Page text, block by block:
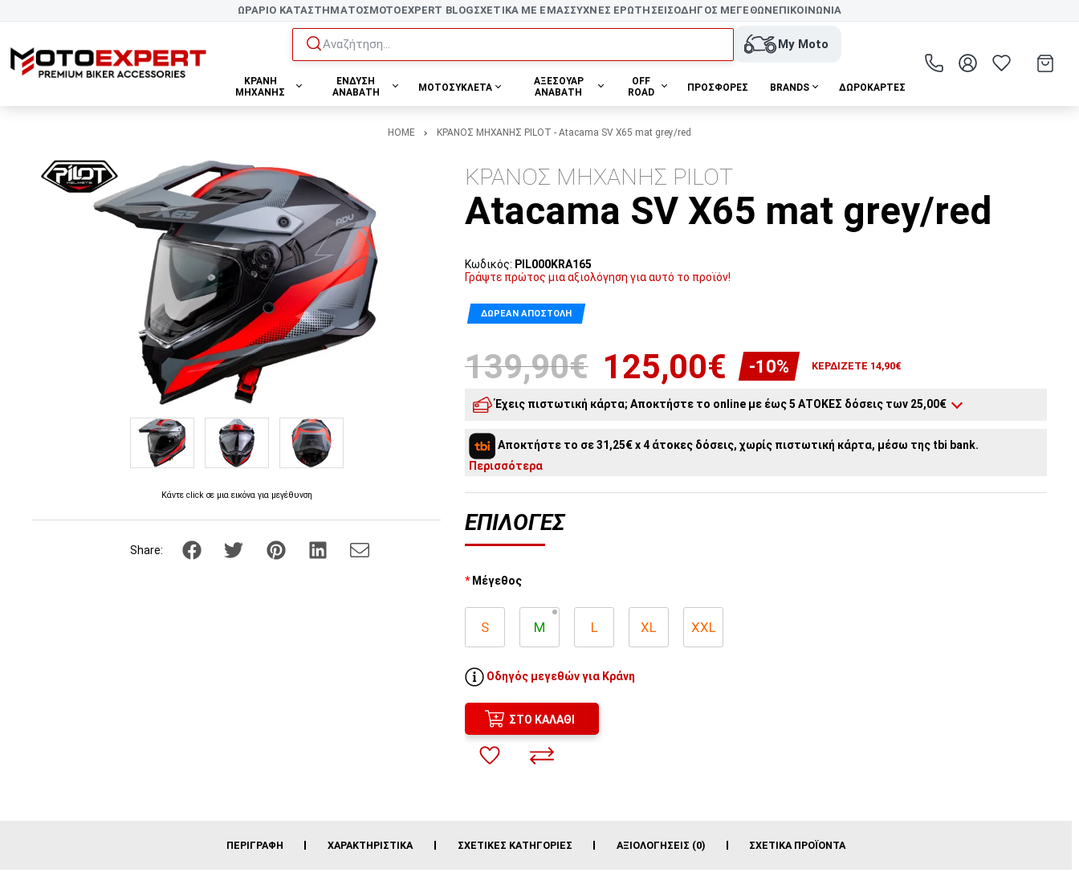
ΩΡΑΡΙΟ ΚΑΤΑΣΤΗΜΑΤΟΣMOTOEXPERT BLOGΣΧΕΤΙΚΑ ΜΕ ΕΜΑΣΣΥΧΝΕΣ ΕΡΩΤΗΣΕΙΣΟΔΗΓΟΣ ΜΕΓΕΘΩΝΕΠΙΚΟΙΝΩΝΙΑ
Αναζήτηση... My Moto
ΚΡΑΝΗ
ΜΗΧΑΝΗΣ
ΕΝΔΥΣΗ
ΑΝΑΒΑΤΗ
ΜΟΤΟΣΥΚΛΕΤΑ
ΑΞΕΣΟΥΑΡ
ΑΝΑΒΑΤΗ
OFF
ROAD
ΠΡΟΣΦΟΡΕΣ BRANDS ΔΩΡΟΚΆΡΤΕΣ
HOME ΚΡΑΝΟΣ ΜΗΧΑΝΗΣ PILOT - Atacama SV X65 mat grey/red
Κάντε click σε μια εικόνα για μεγέθυνση
Share:
ΚΡΑΝΟΣ ΜΗΧΑΝΗΣ PILOT
Atacama SV X65 mat grey/red
Κωδικός: PIL000KRA165
Γράψτε πρώτος μια αξιολόγηση για αυτό το προϊόν!
ΔΩΡΕΆΝ ΑΠΟΣΤΟΛΉ
139,90€ 125,00€ -10% ΚΕΡΔΊΖΕΤΕ 14,90€
Έχεις πιστωτική κάρτα; Αποκτήστε το online με έως 5 ΑΤΟΚΕΣ δόσεις των 25,00€
4άτοκες δόσεις:31,25€/ μήνα
2άτοκες δόσεις:62,50€/ μήνα
Αποκτήστε το σε 31,25€ x 4 άτοκες δόσεις, χωρίς πιστωτική κάρτα, μέσω της tbi bank.
Περισσότερα
ΕΠΙΛΟΓΈΣ
Μέγεθος
S M L XL XXL
Οδηγός μεγεθών για Κράνη
ΣΤΟ ΚΑΛΆΘΙ
ΠΕΡΙΓΡΑΦΉ ΧΑΡΑΚΤΗΡΙΣΤΙΚΆ ΣΧΕΤΙΚΈΣ ΚΑΤΗΓΟΡΊΕΣ ΑΞΙΟΛΟΓΉΣΕΙΣ (0) ΣΧΕΤΙΚΆ ΠΡΟΪΌΝΤΑ